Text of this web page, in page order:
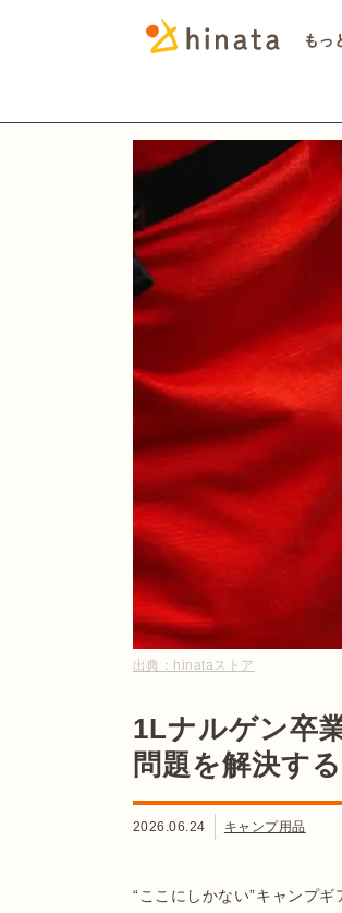
出典： hinataストア
1Lナルゲン卒
問題を解決す
2026.06.24 キャンプ用品
“ここにしかない”キャンプ